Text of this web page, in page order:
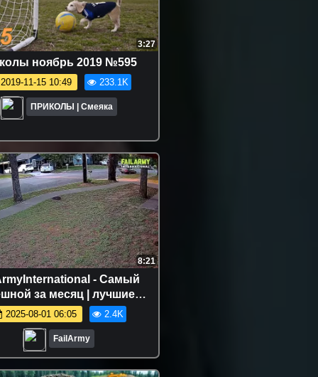
3:27
ноябрь 2019 №595
2019-11-15 10:49 233.1K
ПРИКОЛЫ | Смеяка
8:21
- Самый
за месяц | лучшие
со всего мира
2025-08-01 06:05 2.4K
FailArmy